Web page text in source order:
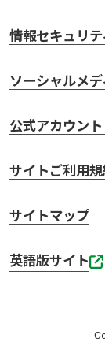
情報セキュリ
ソーシャルメ
公式アカウン
サイトご利用
サイトマップ
英語版サイト